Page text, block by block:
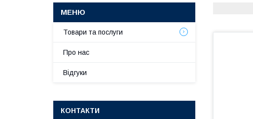
Товари та послуги
Про нас
Відгуки
КОНТАКТИ